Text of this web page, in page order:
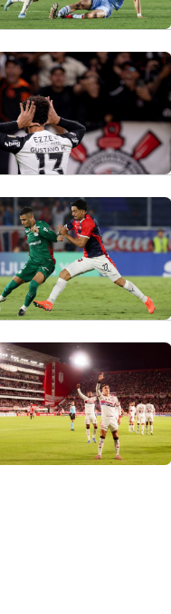
da França